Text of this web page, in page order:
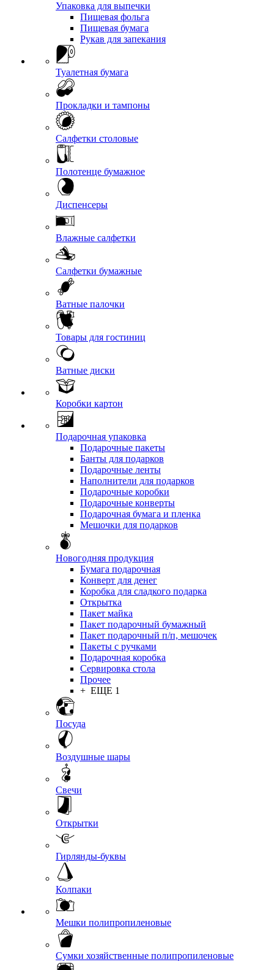
Упаковка для выпечки
Пищевая фольга
Пищевая бумага
Рукав для запекания
Туалетная бумага
Прокладки и тампоны
Салфетки столовые
Полотенце бумажное
Диспенсеры
Влажные салфетки
Салфетки бумажные
Ватные палочки
Товары для гостиниц
Ватные диски
Коробки картон
Подарочная упаковка
Подарочные пакеты
Банты для подарков
Подарочные ленты
Наполнители для подарков
Подарочные коробки
Подарочные конверты
Подарочная бумага и пленка
Мешочки для подарков
Новогодняя продукция
Бумага подарочная
Конверт для денег
Коробка для сладкого подарка
Открытка
Пакет майка
Пакет подарочный бумажный
Пакет подарочный п/п, мешочек
Пакеты с ручками
Подарочная коробка
Сервировка стола
Прочее
+ ЕЩЕ 1
Посуда
Воздушные шары
Свечи
Открытки
Гирлянды-буквы
Колпаки
Мешки полипропиленовые
Сумки хозяйственные полипропиленовые